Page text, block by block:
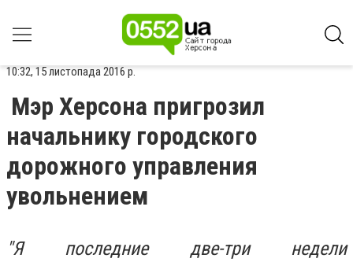
10:32, 15 листопада 2016 р.
Мэр Херсона пригрозил
начальнику городского
дорожного управления
увольнением
"Я последние две-три недели